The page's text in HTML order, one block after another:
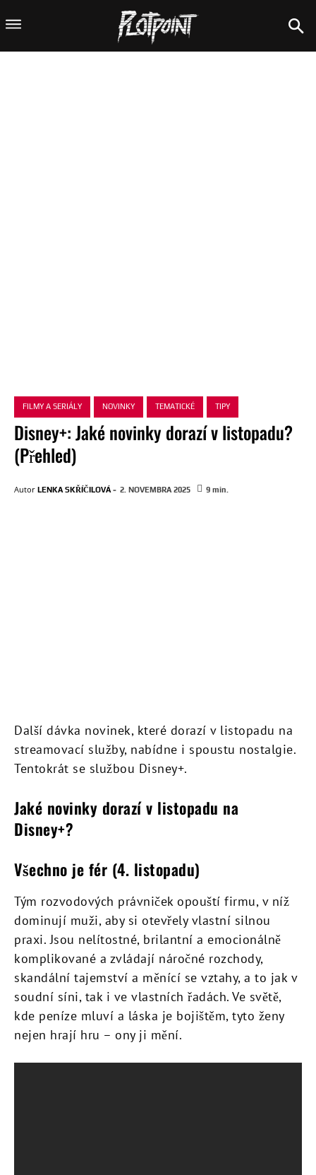
FILMY A SERIÁLY NOVINKY TEMATICKÉ TIPY
Disney+: Jaké novinky dorazí v listopadu?
(Přehled)
Autor LENKA SKŘÍČILOVÁ - 2. NOVEMBRA 2025 9 min.
Další dávka novinek, které dorazí v listopadu na
streamovací služby, nabídne i spoustu nostalgie.
Tentokrát se službou Disney+.
Jaké novinky dorazí v listopadu na
Disney+?
Všechno je fér (4. listopadu)
Tým rozvodových právniček opouští firmu, v níž
dominují muži, aby si otevřely vlastní silnou
praxi. Jsou nelítostné, brilantní a emocionálně
komplikované a zvládají náročné rozchody,
skandální tajemství a měnící se vztahy, a to jak v
soudní síni, tak i ve vlastních řadách. Ve světě,
kde peníze mluví a láska je bojištěm, tyto ženy
nejen hrají hru – ony ji mění.